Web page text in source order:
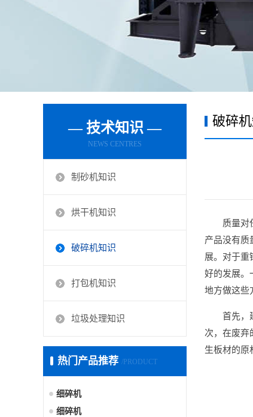
— 技术知识 —
NEWS CENTRES
制砂机知识
烘干机知识
破碎机知识
打包机知识
垃圾处理知识
热门产品推荐 /PRODUCT
细碎机
细碎机
破碎
质量对
产品没有质
展。对于重
好的发展。
地方做这些
首先，
次，在废弃
生板材的原